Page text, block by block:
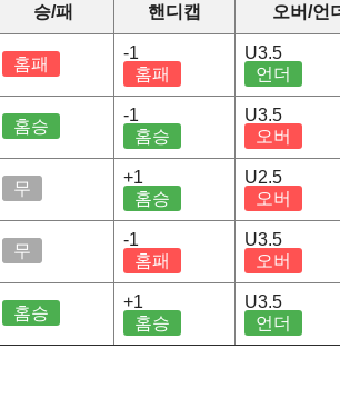
승/패 핸디캡 오버/언
홈패
-1
홈패
U3.5
언더
홈승
-1
홈승
U3.5
오버
무
+1
홈승
U2.5
오버
무
-1
홈패
U3.5
오버
홈승
+1
홈승
U3.5
언더